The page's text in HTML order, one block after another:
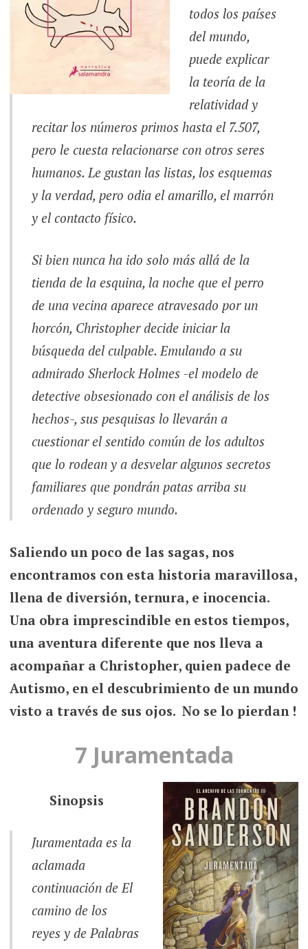
todos los países
del mundo,
puede explicar
la teoría de la
relatividad y
recitar los números primos hasta el 7.507,
pero le cuesta relacionarse con otros seres
humanos. Le gustan las listas, los esquemas
y la verdad, pero odia el amarillo, el marrón
y el contacto físico.
Si bien nunca ha ido solo más allá de la
tienda de la esquina, la noche que el perro
de una vecina aparece atravesado por un
horcón, Christopher decide iniciar la
búsqueda del culpable. Emulando a su
admirado Sherlock Holmes -el modelo de
detective obsesionado con el análisis de los
hechos-, sus pesquisas lo llevarán a
cuestionar el sentido común de los adultos
que lo rodean y a desvelar algunos secretos
familiares que pondrán patas arriba su
ordenado y seguro mundo.
Saliendo un poco de las sagas, nos
encontramos con esta historia maravillosa,
llena de diversión, ternura, e inocencia.
Una obra imprescindible en estos tiempos,
una aventura diferente que nos lleva a
acompañar a Christopher, quien padece de
Autismo, en el descubrimiento de un mundo
visto a través de sus ojos. No se lo pierdan !
7 Juramentada
Sinopsis
Juramentada es la
aclamada
continuación deEl
camino de los
reyes y dePalabras